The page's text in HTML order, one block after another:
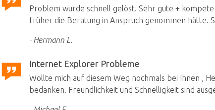
Problem wurde schnell gelöst. Sehr gute +
früher die Beratung in Anspruch genommen hätte.
Hermann L.
Internet Explorer Probleme
Wollte mich auf diesem Weg nochmals bei Ihnen ,
bedanken. Freundlichkeit und Schnelligkeit sind